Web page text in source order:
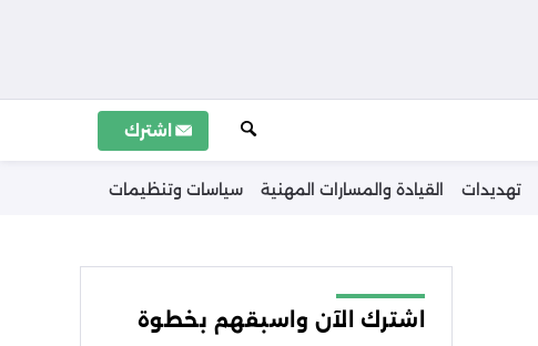
اشترك
تهديدات القيادة والمسارات المهنية سياسات وتنظيمات
اشترك الآن واسبقهم بخطوة